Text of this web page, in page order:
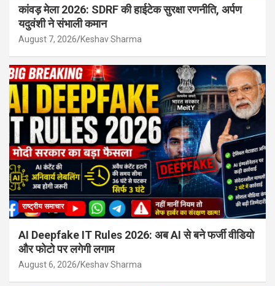
कांवड़ मेला 2026: SDRF की हाईटेक सुरक्षा रणनीति, अर्पण
यदुवंशी ने संभाली कमान
August 7, 2026 Keshav Sharma
राष्ट्रीय समाचार
AI Deepfake IT Rules 2026: अब AI से बने फर्जी वीडियो
और फोटो पर लगेगी लगाम
August 6, 2026 Keshav Sharma